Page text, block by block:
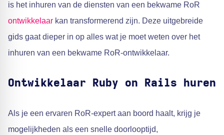
is het inhuren van de diensten van een bekwame RoR
ontwikkelaar kan transformerend zijn. Deze uitgebreide
gids gaat dieper in op alles wat je moet weten over het
inhuren van een bekwame RoR-ontwikkelaar.
Ontwikkelaar Ruby on Rails huren
Als je een ervaren RoR-expert aan boord haalt, krijg je
mogelijkheden als een snelle doorlooptijd,